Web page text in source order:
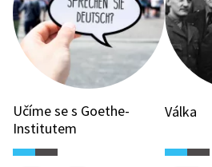
Učíme se s Goethe-
Institutem
Válka